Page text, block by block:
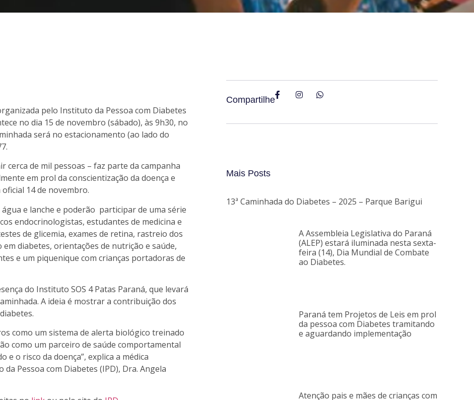
pelo Instituto da Pessoa com Diabetes
no dia 15 de novembro (sábado), às 9h30, no
será no estacionamento (ao lado do
cerca de mil pessoas – faz parte da campanha
em prol da conscientização da doença e
14 de novembro.
e lanche e poderão participar de uma série
endocrinologistas, estudantes de medicina e
de glicemia, exames de retina, rastreio dos
em diabetes, orientações de nutrição e saúde,
e um piquenique com crianças portadoras de
do Instituto SOS 4 Patas Paraná, que levará
A ideia é mostrar a contribuição dos
como um sistema de alerta biológico treinado
como um parceiro de saúde comportamental
o risco da doença”, explica a médica
Pessoa com Diabetes (IPD), Dra. Angela
Compartilhe
Mais Posts
13ª Caminhada do Diabetes – 2025 – Parque Barigui
A Assembleia Legislativa do Paraná
(ALEP) estará iluminada nesta sexta-
feira (14), Dia Mundial de Combate
ao Diabetes.
Paraná tem Projetos de Leis em prol
da pessoa com Diabetes tramitando
e aguardando implementação
Atenção pais e mães de crianças com